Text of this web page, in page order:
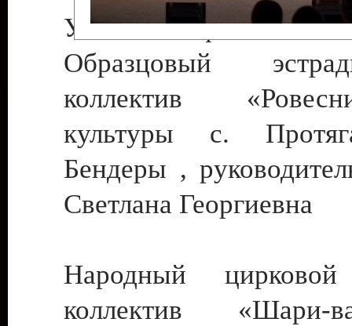
Участники фестиваля:
Образцовый
коллектив
культуры с.
Бендеры ,
Светлана Георгиевна
Народный цирковой
коллектив